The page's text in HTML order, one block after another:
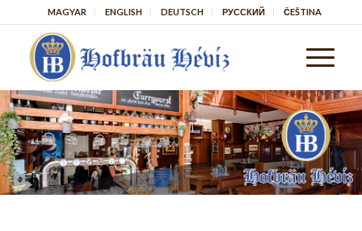
MAGYAR ENGLISH DEUTSCH РУССКИЙ ČEŠTINA